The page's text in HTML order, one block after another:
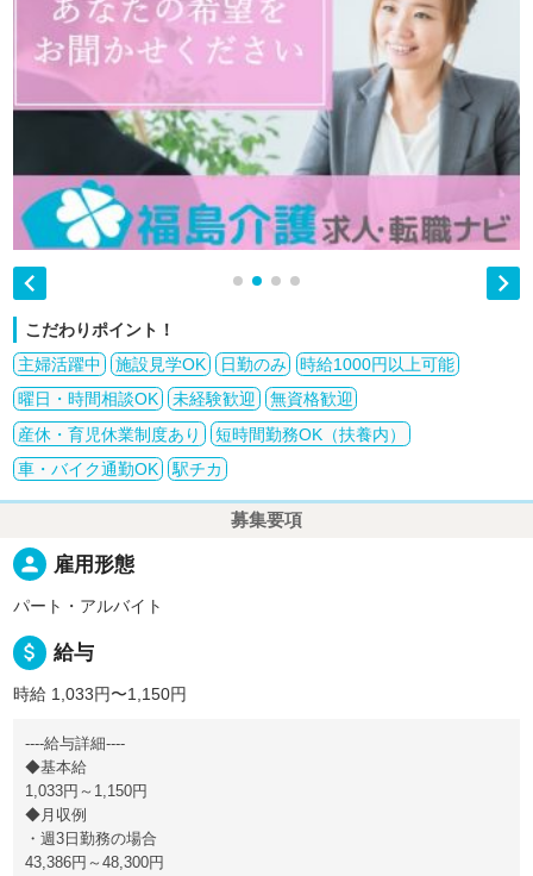
 
こだわりポイント！
主婦活躍中
施設見学OK 日勤のみ
時給1000円以上可能
曜日・時間相談OK
未経験歓迎
無資格歓迎
産休・育児休業制度あり
短時間勤務OK（扶養内）
車・バイク通勤OK
駅チカ
募集要項
person 雇用形態
パート・アルバイト
attach_money 給与
時給 1,033円〜1,150円
----給与詳細----
◆基本給
1,033円～1,150円
◆月収例
・週3日勤務の場合
43,386円～48,300円